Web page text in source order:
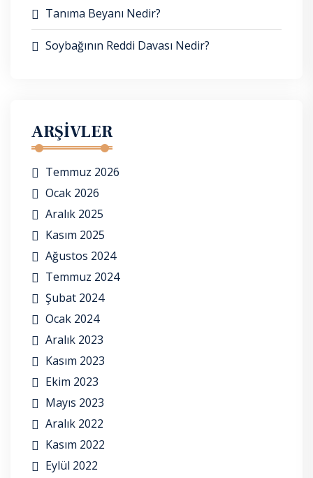
Tanıma Beyanı Nedir?
Soybağının Reddi Davası Nedir?
ARŞIVLER
Temmuz 2026
Ocak 2026
Aralık 2025
Kasım 2025
Ağustos 2024
Temmuz 2024
Şubat 2024
Ocak 2024
Aralık 2023
Kasım 2023
Ekim 2023
Mayıs 2023
Aralık 2022
Kasım 2022
Eylül 2022